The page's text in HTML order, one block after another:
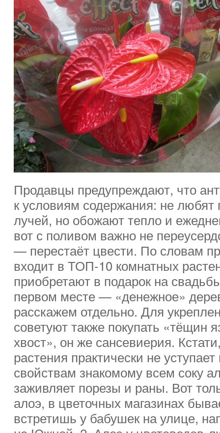
Продавцы предупреждают, что
к условиям содержания: не
лучей, но обожают тепло и
вот с поливом важно не
— перестаёт цвести. По словам
входит в ТОП-10 комнатных
приобретают в подарок на
первом месте — «денежное»
расскажем отдельно. Для
советуют также покупать «тёщин
хвост», он же сансевиерия.
растения практически не
свойствам знакомому всем соку
заживляет порезы и раны. Вот
алоэ, в цветочных магазинах
встретишь у бабушек на улице,